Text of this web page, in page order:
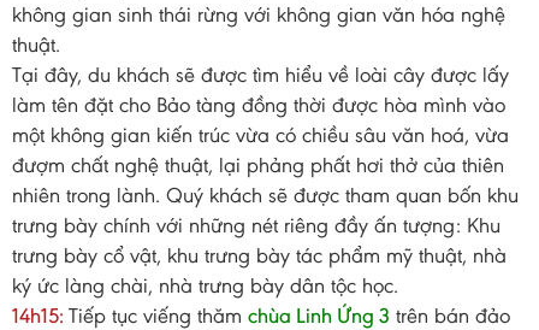
không gian sinh thái rừng với không gian văn hóa nghệ
thuật.
Tại đây, du khách sẽ được tìm hiểu về loài cây được lấy
làm tên đặt cho Bảo tàng đồng thời được hòa mình vào
một không gian kiến trúc vừa có chiều sâu văn hoá, vừa
đượm chất nghệ thuật, lại phảng phất hơi thở của thiên
nhiên trong lành. Quý khách sẽ được tham quan bốn khu
trưng bày chính với những nét riêng đầy ấn tượng: Khu
trưng bày cổ vật, khu trưng bày tác phẩm mỹ thuật, nhà
ký ức làng chài, nhà trưng bày dân tộc học.
14h15: Tiếp tục viếng thăm chùa Linh Ứng 3 trên bán đảo